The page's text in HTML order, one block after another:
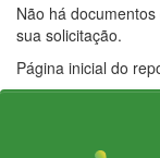
Não há
sua solicitação.
Página inicial do